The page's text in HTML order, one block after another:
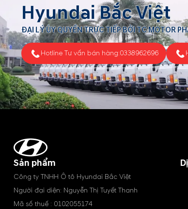
Hyundai Bắc Việt
ĐẠI LÝ ỦY QUYỀN TRỰC TIẾP BỞI TC MOTOR
Hotline Tư vấn bán hàng:0338962696
Sản phẩm
Công ty TNHH Ô tô Hyundai Bắc Việt
Người đại diện: Nguyễn Thị Tuyết Thanh
Mã số thuế : 0102055174